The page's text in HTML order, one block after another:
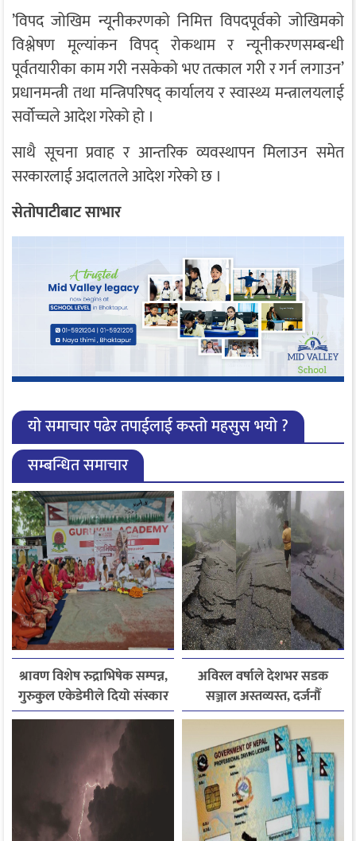
’विपद जोखिम न्यूनीकरणको निमित्त विपदपूर्वको जोखिमको
विश्लेषण मूल्यांकन विपद् रोकथाम र न्यूनीकरणसम्बन्धी
पूर्वतयारीका काम गरी नसकेको भए तत्काल गरी र गर्न लगाउन’
प्रधानमन्त्री तथा मन्त्रिपरिषद् कार्यालय र स्वास्थ्य मन्त्रालयलाई
सर्वोच्चले आदेश गरेको हो ।
साथै सूचना प्रवाह र आन्तरिक व्यवस्थापन मिलाउन समेत
सरकारलाई अदालतले आदेश गरेको छ ।
सेतोपाटीबाट साभार
यो समाचार पढेर तपाईलाई कस्तो महसुस भयो ?
सम्बन्धित समाचार
श्रावण विशेष रुद्राभिषेक सम्पन्न,
गुरुकुल एकेडेमीले दियो संस्कार
र नैतिक शिक्षाको सन्देश
अविरल वर्षाले देशभर सडक
सञ्जाल अस्तव्यस्त, दर्जनौँ
राजमार्ग अवरुद्ध